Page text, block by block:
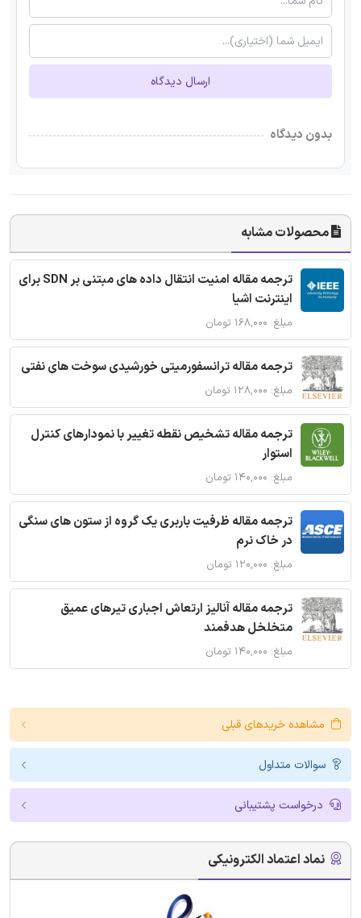
ارسال دیدگاه
بدون دیدگاه
محصولات مشابه
ترجمه مقاله امنیت انتقال داده های مبتنی بر SDN برای
اینترنت اشیا
مبلغ: ۱۶۸,۰۰۰ تومان
ترجمه مقاله ترانسفورمیتی خورشیدی سوخت های نفتی
مبلغ: ۱۲۸,۰۰۰ تومان
ترجمه مقاله تشخیص نقطه تغییر با نمودارهای کنترل
استوار
مبلغ: ۱۴۰,۰۰۰ تومان
ترجمه مقاله ظرفیت باربری یک گروه از ستون های سنگی
در خاک نرم
مبلغ: ۱۲۰,۰۰۰ تومان
ترجمه مقاله آنالیز ارتعاش اجباری تیرهای عمیق
متخلخل هدفمند
مبلغ: ۱۴۰,۰۰۰ تومان
مشاهده خریدهای قبلی
سوالات متداول
درخواست پشتیبانی
نماد اعتماد الکترونیکی